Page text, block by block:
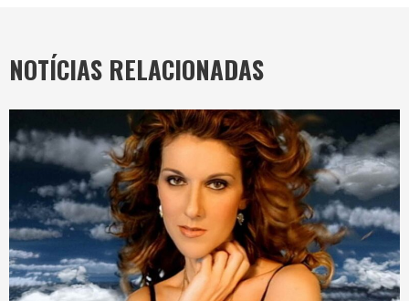
NOTÍCIAS RELACIONADAS